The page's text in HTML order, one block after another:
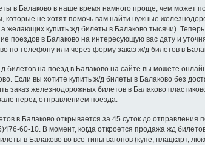
в Балаково в наше время намного проще, чем может
которые не хотят помочь вам найти нужные
а желающих купить жд билеты в Балаково тысячи).
поездов в Балаково на интересующую вас дату и
по телефону или через форму заказ ж/д билетов в
билетов на поезд в Балаково на сайте вы можете
Если вы хотите купить ж/д билеты в Балаково без
заказ железнодорожных билетов в Балаково
перед отправлением поезда.
в Балаково открывается за 45 суток до
60-10. В момент, когда откроется продажа жд
в Балаково во все типы вагонов (купе, плацкарт,